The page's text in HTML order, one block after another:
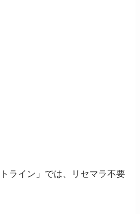
ライン」では、リセマラ不要